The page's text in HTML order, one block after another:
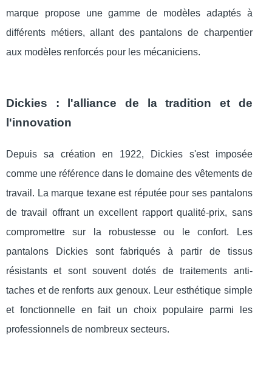
marque propose une gamme de modèles adaptés à
différents métiers, allant des pantalons de charpentier
aux modèles renforcés pour les mécaniciens.
Dickies : l'alliance de la tradition et de
l'innovation
Depuis sa création en 1922, Dickies s'est imposée
comme une référence dans le domaine des vêtements de
travail. La marque texane est réputée pour ses pantalons
de travail offrant un excellent rapport qualité-prix, sans
compromettre sur la robustesse ou le confort. Les
pantalons Dickies sont fabriqués à partir de tissus
résistants et sont souvent dotés de traitements anti-
taches et de renforts aux genoux. Leur esthétique simple
et fonctionnelle en fait un choix populaire parmi les
professionnels de nombreux secteurs.